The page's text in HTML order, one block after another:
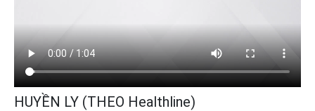
HUYỀN LY (THEO Healthline)